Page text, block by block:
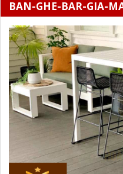
BAN-GHE-BAR-GIA-